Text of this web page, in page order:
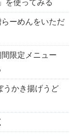
を使ってみる
ーめんをいただ
限定メニュー
うかき揚げうど